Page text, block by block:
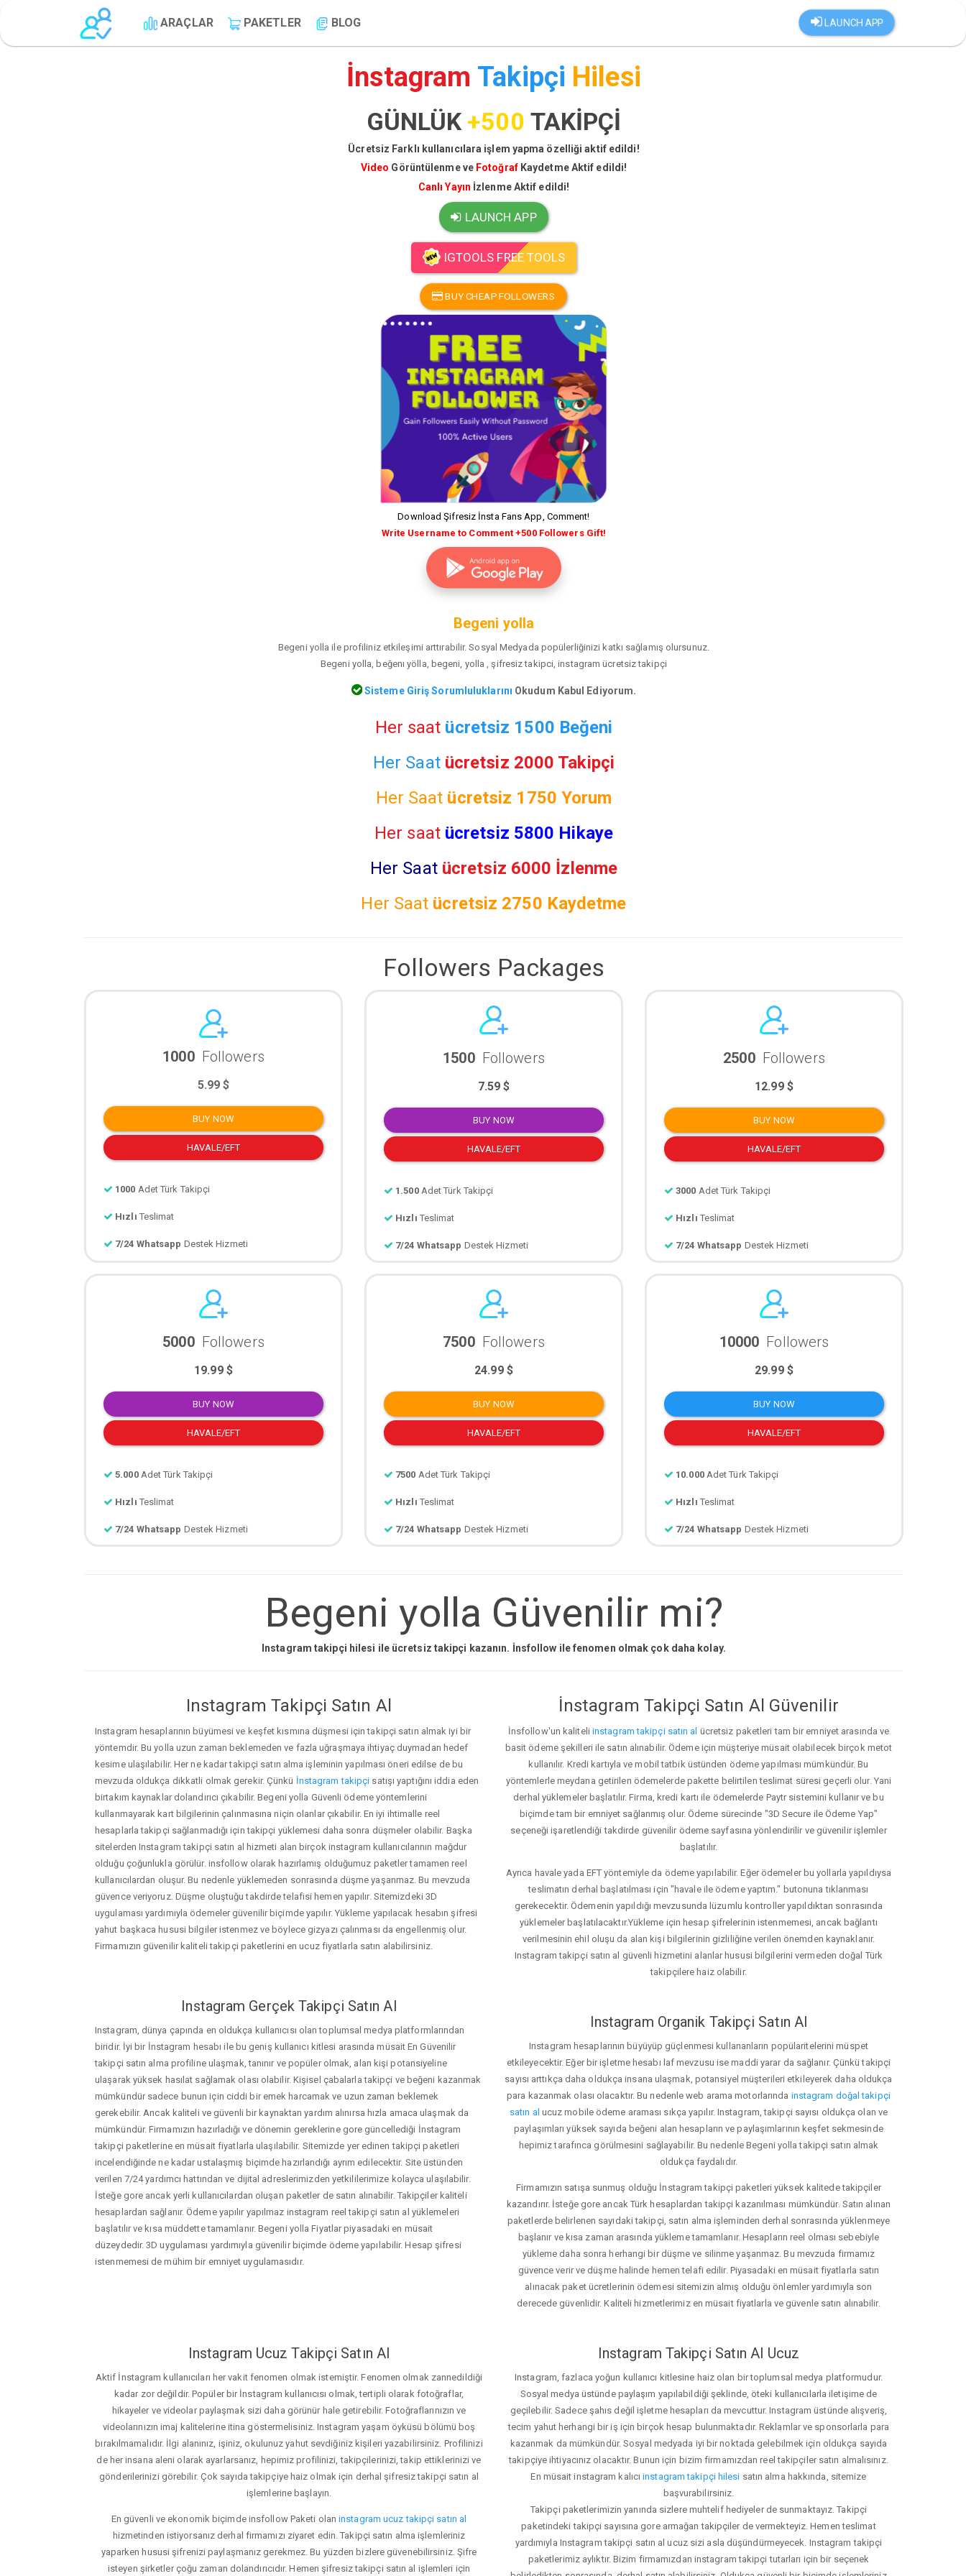
LAUNCH APP
ARAÇLAR PAKETLER BLOG
İnstagram Takipçi Hilesi
GÜNLÜK +500 TAKİPÇİ
Ücretsiz Farklı kullanıcılara işlem yapma özelliği aktif edildi!
Video Görüntülenme ve Fotoğraf Kaydetme Aktif edildi!
Canlı Yayın İzlenme Aktif edildi!
LAUNCH APP
IGTOOLS FREE TOOLS
BUY CHEAP FOLLOWERS
Download Şifresiz İnsta Fans App, Comment!
Write Username to Comment +500 Followers Gift!
Begeni yolla
Begeni yolla ile profiliniz etkileşimi arttırabilir. Sosyal Medyada popülerliğinizi katkı sağlamış olursunuz.
Begeni yolla, beğenı yölla, begeni, yolla , şifresiz takipci, instagram ücretsiz takipçi
Sisteme Giriş Sorumluluklarını Okudum Kabul Ediyorum.
Her saat ücretsiz 1500 Beğeni
Her Saat ücretsiz 2000 Takipçi
Her Saat ücretsiz 1750 Yorum
Her saat ücretsiz 5800 Hikaye
Her Saat ücretsiz 6000 İzlenme
Her Saat ücretsiz 2750 Kaydetme
Followers Packages
1000 Followers
5.99 $
BUY NOW
HAVALE/EFT
1000 Adet Türk Takipçi
Hızlı Teslimat
7/24 Whatsapp Destek Hizmeti
1500 Followers
7.59 $
BUY NOW
HAVALE/EFT
1.500 Adet Türk Takipçi
Hızlı Teslimat
7/24 Whatsapp Destek Hizmeti
2500 Followers
12.99 $
BUY NOW
HAVALE/EFT
3000 Adet Türk Takipçi
Hızlı Teslimat
7/24 Whatsapp Destek Hizmeti
5000 Followers
19.99 $
BUY NOW
HAVALE/EFT
5.000 Adet Türk Takipçi
Hızlı Teslimat
7/24 Whatsapp Destek Hizmeti
7500 Followers
24.99 $
BUY NOW
HAVALE/EFT
7500 Adet Türk Takipçi
Hızlı Teslimat
7/24 Whatsapp Destek Hizmeti
10000 Followers
29.99 $
BUY NOW
HAVALE/EFT
10.000 Adet Türk Takipçi
Hızlı Teslimat
7/24 Whatsapp Destek Hizmeti
Begeni yolla Güvenilir mi?
Instagram takipçi hilesi ile ücretsiz takipçi kazanın. İnsfollow ile fenomen olmak çok daha kolay.
Instagram Takipçi Satın Al
Instagram hesaplarının büyümesi ve keşfet kısmına düşmesi için takipçi satın almak iyi bir
yöntemdir. Bu yolla uzun zaman beklemeden ve fazla uğraşmaya ihtiyaç duymadan hedef
kesime ulaşılabilir. Her ne kadar takipçi satın alma işleminin yapılması öneri edilse de bu
mevzuda oldukça dikkatli olmak gerekir. Çünkü İnstagram takipçi satışı yaptığını iddia eden
birtakım kaynaklar dolandırıcı çıkabilir. Begeni yolla Güvenli ödeme yöntemlerini
kullanmayarak kart bilgilerinin çalınmasına niçin olanlar çıkabilir. En iyi ihtimalle reel
hesaplarla takipçi sağlanmadığı için takipçi yüklemesi daha sonra düşmeler olabilir. Başka
sitelerden Instagram takipçi satın al hizmeti alan birçok instagram kullanıcılarının mağdur
olduğu çoğunlukla görülür. insfollow olarak hazırlamış olduğumuz paketler tamamen reel
kullanıcılardan oluşur. Bu nedenle yüklemeden sonrasında düşme yaşanmaz. Bu mevzuda
güvence veriyoruz. Düşme oluştuğu takdirde telafisi hemen yapılır. Sitemizdeki 3D
uygulaması yardımıyla ödemeler güvenilir biçimde yapılır. Yükleme yapılacak hesabın şifresi
yahut başkaca hususi bilgiler istenmez ve böylece gizyazı çalınması da engellenmiş olur.
Firmamızın güvenilir kaliteli takipçi paketlerini en ucuz fiyatlarla satın alabilirsiniz.
İnstagram Takipçi Satın Al Güvenilir
İnsfollow'un kaliteli instagram takipçi satın al ücretsiz paketleri tam bir emniyet arasında ve
basit ödeme şekilleri ile satın alınabilir. Ödeme için müşteriye müsait olabilecek birçok metot
kullanılır. Kredi kartıyla ve mobil tatbik üstünden ödeme yapılması mümkündür. Bu
yöntemlerle meydana getirilen ödemelerde pakette belirtilen teslimat süresi geçerli olur. Yani
derhal yüklemeler başlatılır. Firma, kredi kartı ile ödemelerde Paytr sistemini kullanır ve bu
biçimde tam bir emniyet sağlanmış olur. Ödeme sürecinde "3D Secure ile Ödeme Yap"
seçeneği işaretlendiği takdirde güvenilir ödeme sayfasına yönlendirilir ve güvenilir işlemler
başlatılır.
Ayrıca havale yada EFT yöntemiyle da ödeme yapılabilir. Eğer ödemeler bu yollarla yapıldıysa
teslimatın derhal başlatılması için "havale ile ödeme yaptım." butonuna tıklanması
gerekecektir. Ödemenin yapıldığı mevzusunda lüzumlu kontroller yapıldıktan sonrasında
yüklemeler başlatılacaktır.Yükleme için hesap şifrelerinin istenmemesi, ancak bağlantı
verilmesinin ehil oluşu da alan kişi bilgilerinin gizliliğine verilen önemden kaynaklanır.
Instagram takipçi satın al güvenli hizmetini alanlar hususi bilgilerini vermeden doğal Türk
takipçilere haiz olabilir.
Instagram Gerçek Takipçi Satın Al
Instagram, dünya çapında en oldukça kullanıcısı olan toplumsal medya platformlarından
biridir. İyi bir İnstagram hesabı ile bu geniş kullanıcı kitlesi arasında müsait En Güvenilir
takipçi satın alma profiline ulaşmak, tanınır ve popüler olmak, alan kişi potansiyeline
ulaşarak yüksek hasılat sağlamak olası olabilir. Kişisel çabalarla takipçi ve beğeni kazanmak
mümkündür sadece bunun için ciddi bir emek harcamak ve uzun zaman beklemek
gerekebilir. Ancak kaliteli ve güvenli bir kaynaktan yardım alınırsa hızla amaca ulaşmak da
mümkündür. Firmamızın hazırladığı ve dönemin gereklerine gore güncellediği İnstagram
takipçi paketlerine en müsait fiyatlarla ulaşılabilir. Sitemizde yer edinen takipçi paketleri
incelendiğinde ne kadar ustalaşmış biçimde hazırlandığı ayrım edilecektir. Site üstünden
verilen 7/24 yardımcı hattından ve dijital adreslerimizden yetkililerimize kolayca ulaşılabilir.
İsteğe gore ancak yerli kullanıcılardan oluşan paketler de satın alınabilir. Takipçiler kaliteli
hesaplardan sağlanır. Ödeme yapılır yapılmaz instagram reel takipçi satın al yüklemeleri
başlatılır ve kısa müddette tamamlanır. Begeni yolla Fiyatlar piyasadaki en müsait
düzeydedir. 3D uygulaması yardımıyla güvenilir biçimde ödeme yapılabilir. Hesap şifresi
istenmemesi de mühim bir emniyet uygulamasıdır.
Instagram Organik Takipçi Satın Al
Instagram hesaplarının büyüyüp güçlenmesi kullananların popülaritelerini müspet
etkileyecektir. Eğer bir işletme hesabı laf mevzusu ise maddi yarar da sağlanır. Çünkü takipçi
sayısı arttıkça daha oldukça insana ulaşmak, potansiyel müşterileri etkileyerek daha oldukça
para kazanmak olası olacaktır. Bu nedenle web arama motorlarında instagram doğal takipçi
satın al ucuz mobile ödeme araması sıkça yapılır. Instagram, takipçi sayısı oldukça olan ve
paylaşımları yüksek sayıda beğeni alan hesapların ve paylaşımlarının keşfet sekmesinde
hepimiz tarafınca görülmesini sağlayabilir. Bu nedenle Begeni yolla takipçi satın almak
oldukça faydalıdır.
Firmamızın satışa sunmuş olduğu İnstagram takipçi paketleri yüksek kalitede takipçiler
kazandırır. İsteğe gore ancak Türk hesaplardan takipçi kazanılması mümkündür. Satın alınan
paketlerde belirlenen sayıdaki takipçi, satın alma işleminden derhal sonrasında yüklenmeye
başlanır ve kısa zaman arasında yükleme tamamlanır. Hesapların reel olması sebebiyle
yükleme daha sonra herhangi bir düşme ve silinme yaşanmaz. Bu mevzuda firmamız
güvence verir ve düşme halinde hemen telafi edilir. Piyasadaki en müsait fiyatlarla satın
alınacak paket ücretlerinin ödemesi sitemizin almış olduğu önlemler yardımıyla son
derecede güvenlidir. Kaliteli hizmetlerimiz en müsait fiyatlarla ve güvenle satın alınabilir.
Instagram Ucuz Takipçi Satın Al
Aktif İnstagram kullanıcıları her vakit fenomen olmak istemiştir. Fenomen olmak zannedildiği
kadar zor değildir. Popüler bir İnstagram kullanıcısı olmak, tertipli olarak fotoğraflar,
hikayeler ve videolar paylaşmak sizi daha görünür hale getirebilir. Fotoğraflarınızın ve
videolarınızın imaj kalitelerine itina göstermelisiniz. Instagram yaşam öyküsü bölümü boş
bırakılmamalıdır. İlgi alanınız, işiniz, okulunuz yahut sevdiğiniz kişileri yazabilirsiniz. Profilinizi
de her insana aleni olarak ayarlarsanız, hepimiz profilinizi, takipçilerinizi, takip ettiklerinizi ve
gönderilerinizi görebilir. Çok sayıda takipçiye haiz olmak için derhal şifresiz takipçi satın al
işlemlerine başlayın.
En güvenli ve ekonomik biçimde insfollow Paketi olaninstagram ucuz takipçi satın al
hizmetinden istiyorsanız derhal firmamızı ziyaret edin. Takipçi satın alma işlemleriniz
yaparken hususi şifrenizi paylaşmanız gerekmez. Bu yüzden bizlere güvenebilirsiniz. Şifre
isteyen şirketler çoğu zaman dolandırıcıdır. Hemen şifresiz takipçi satın al işlemleri için
Instagram Takipçi Satın Al Ucuz
Instagram, fazlaca yoğun kullanıcı kitlesine haiz olan bir toplumsal medya platformudur.
Sosyal medya üstünde paylaşım yapılabildiği şeklinde, öteki kullanıcılarla iletişime de
geçilebilir. Sadece şahıs değil işletme hesapları da mevcuttur. Instagram üstünde alışveriş,
tecim yahut herhangi bir iş için birçok hesap bulunmaktadır. Reklamlar ve sponsorlarla para
kazanmak da mümkündür. Sosyal medyada iyi bir noktada gelebilmek için oldukça sayıda
takipçiye ihtiyacınız olacaktır. Bunun için bizim firmamızdan reel takipçiler satın almalısınız.
En müsait instagram kalıcıinstagram takipçi hilesi satın alma hakkında, sitemize
başvurabilirsiniz.
Takipçi paketlerimizin yanında sizlere muhtelif hediyeler de sunmaktayız. Takipçi
paketindeki takipçi sayısına gore armağan takipçiler de vermekteyiz. Hemen teslimat
yardımıyla Instagram takipçi satın al ucuz sizi asla düşündürmeyecek. Instagram takipçi
paketlerimiz aylıktır. Bizim firmamızdan instagram takipçi tutarları için bir seçenek